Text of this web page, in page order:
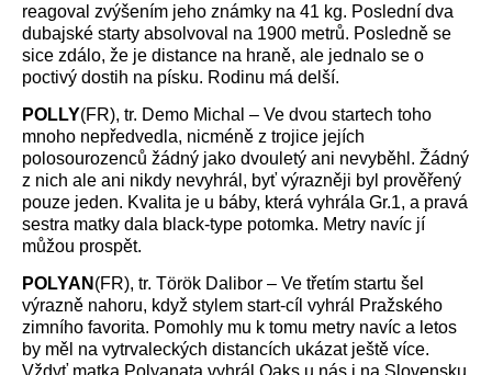
reagoval zvýšením jeho známky na 41 kg. Poslední dva
dubajské starty absolvoval na 1900 metrů. Posledně se
sice zdálo, že je distance na hraně, ale jednalo se o
poctivý dostih na písku. Rodinu má delší.
POLLY(FR), tr. Demo Michal – Ve dvou startech toho
mnoho nepředvedla, nicméně z trojice jejích
polosourozenců žádný jako dvouletý ani nevyběhl. Žádný
z nich ale ani nikdy nevyhrál, byť výrazněji byl prověřený
pouze jeden. Kvalita je u báby, která vyhrála Gr.1, a pravá
sestra matky dala black-type potomka. Metry navíc jí
můžou prospět.
POLYAN (FR), tr. Török Dalibor – Ve třetím startu šel
výrazně nahoru, když stylem start-cíl vyhrál Pražského
zimního favorita. Pomohly mu k tomu metry navíc a letos
by měl na vytrvaleckých distancích ukázat ještě více.
Vždyť matka Polyanata vyhrál Oaks u nás i na Slovensku